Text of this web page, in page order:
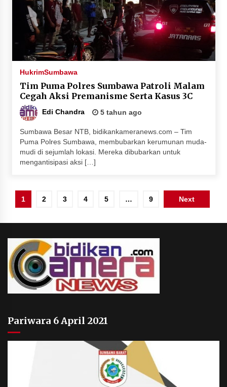
HukrimSumbawa
Tim Puma Polres Sumbawa Patroli Malam
Cegah Aksi Premanisme Serta Kasus 3C
Edi Chandra 5 tahun ago
Sumbawa Besar NTB, bidikankameranews.com – Tim
Puma Polres Sumbawa, membubarkan kerumunan muda-
mudi di sejumlah lokasi. Mereka dibubarkan untuk
mengantisipasi aksi […]
Paginasi
pos
1 2 3 4 5 … 9 Next
Pariwara 6 April 2021